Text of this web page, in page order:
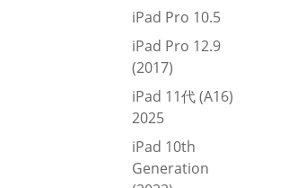
iPad Pro 10.5
iPad Pro 12.9
(2017)
iPad 11代 (A16)
2025
iPad 10th
Generation